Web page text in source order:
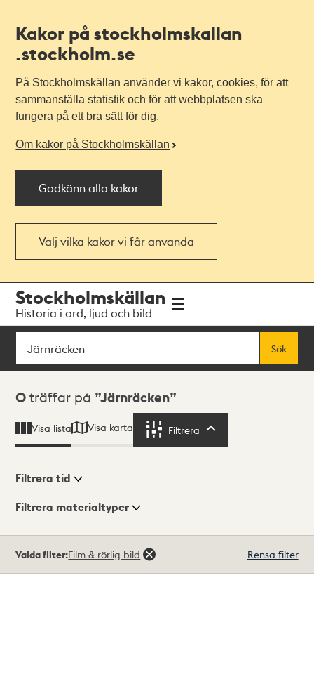
Kakor på stockholmskallan
.stockholm.se
På Stockholmskällan använder vi kakor, cookies, för att
sammanställa statistik och för att webbplatsen ska
fungera på ett bra sätt för dig.
Om kakor på Stockholmskällan
Godkänn alla kakor
Välj vilka kakor vi får använda
navigationen
huvudinnehållet
Stockholmskällan
Historia i ord, ljud och bild
Sök
Sök
Sökresultat
0 träffar på Järnräcken
Visa lista Visa karta Filtrera
Visningsläge
Filtrera tid
Filtrera materialtyper
träffar
Valda filter:Film & rörlig bild Rensa filter